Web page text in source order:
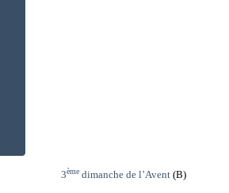
3ème dimanche de l’Avent (B)